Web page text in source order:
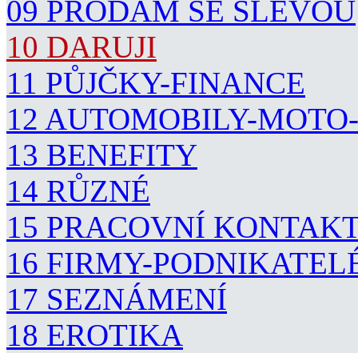
09 PRODÁM SE SLEVOU
10 DARUJI
11 PŮJČKY-FINANCE
12 AUTOMOBILY-
13 BENEFITY
14 RŮZNÉ
15 PRACOVNÍ
16 FIRMY-
17 SEZNÁMENÍ
18 EROTIKA